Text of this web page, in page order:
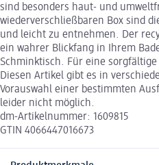
sind besonders haut- und
wiederverschließbaren Box sind
und leicht zu entnehmen. Der
ein wahrer Blickfang in Ihrem
Schminktisch. Für eine
Diesen Artikel gibt es in
Vorauswahl einer bestimmten
leider nicht möglich.
dm-Artikelnummer: 1609815
GTIN 4066447016673